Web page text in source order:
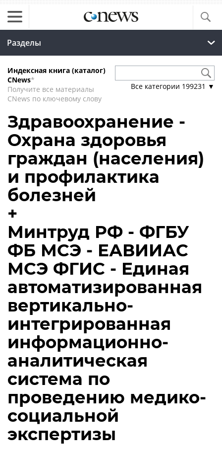
Разделы
Индексная книга (каталог)
CNews*
Получите все материалы
CNews по ключевому слову
Все категории 199231 ▼
Здравоохранение -
Охрана здоровья
граждан (населения)
и профилактика
болезней
+
Минтруд РФ - ФГБУ
ФБ МСЭ - ЕАВИИАС
МСЭ ФГИС - Единая
автоматизированная
вертикально-
интегрированная
информационно-
аналитическая
система по
проведению медико-
социальной
экспертизы